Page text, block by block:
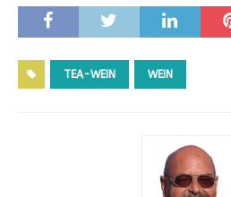
TEA-WEIN WEIN